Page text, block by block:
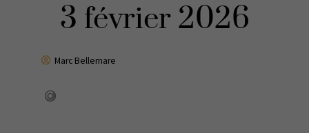
3 février 2026
Marc Bellemare